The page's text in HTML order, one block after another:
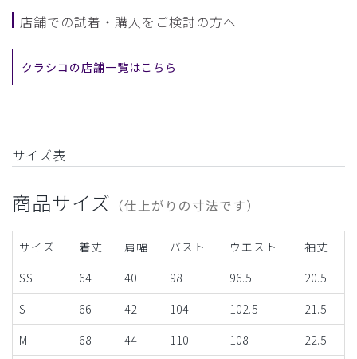
店舗での試着・購入をご検討の方へ
クラシコの店舗一覧はこちら
サイズ表
商品サイズ （仕上がりの寸法です）
サイズ 着丈 肩幅 バスト ウエスト
袖丈
SS
64 40 98 96.5
20.5
S
66 42 104 102.5
21.5
M
68 44 110 108
22.5